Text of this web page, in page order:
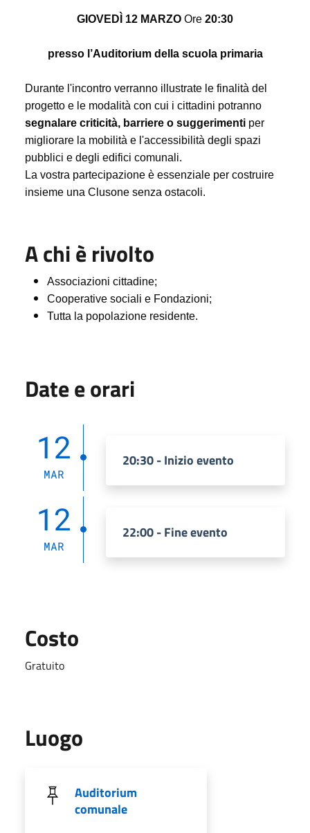
GIOVEDÌ 12 MARZO Ore 20:30
presso l’Auditorium della scuola primaria
Durante l'incontro verranno illustrate le finalità del
progetto e le modalità con cui i cittadini potranno
segnalare criticità, barriere o suggerimenti per
migliorare la mobilità e l'accessibilità degli spazi
pubblici e degli edifici comunali.
La vostra partecipazione è essenziale per costruire
insieme una Clusone senza ostacoli.
A chi è rivolto
Associazioni cittadine;
Cooperative sociali e Fondazioni;
Tutta la popolazione residente.
Date e orari
12
MAR
20:30 - Inizio evento
12
MAR
22:00 - Fine evento
Costo
Gratuito
Luogo
Auditorium
comunale